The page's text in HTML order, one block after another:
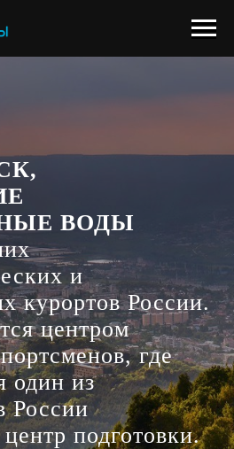
ВОДЫ
и
курортов России.
центром
где
один из
России
подготовки.